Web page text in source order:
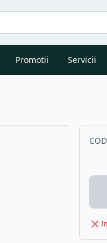
Promotii Servicii